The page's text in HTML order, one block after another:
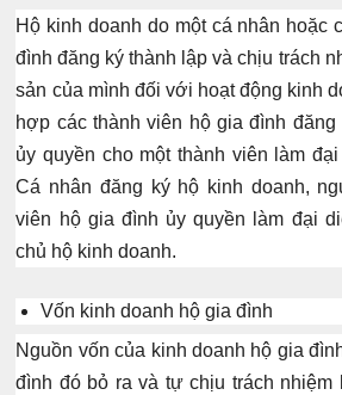
Hộ kinh doanh do một cá nhân hoặc
đình đăng ký thành lập và chịu trách
sản của mình đối với hoạt động kinh
hợp các thành viên hộ gia đình
ủy quyền cho một thành viên làm
Cá nhân đăng ký hộ kinh doanh,
viên hộ gia đình ủy quyền làm đại
chủ hộ kinh doanh.
Vốn kinh doanh hộ gia đình
Nguồn vốn của kinh doanh hộ gia
đình đó bỏ ra và tự chịu trách nhiệm